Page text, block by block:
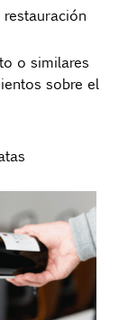
o similares
sobre el